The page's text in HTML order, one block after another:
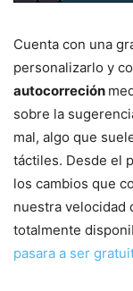
Cuenta con una
personalizarlo y
autocorreción
sobre la
mal, algo que
táctiles. Desde el
los cambios que
nuestra velocidad
totalmente
pasara a ser